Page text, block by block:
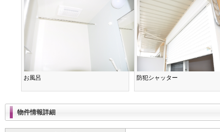
お風呂 防犯シャッター
物件情報詳細